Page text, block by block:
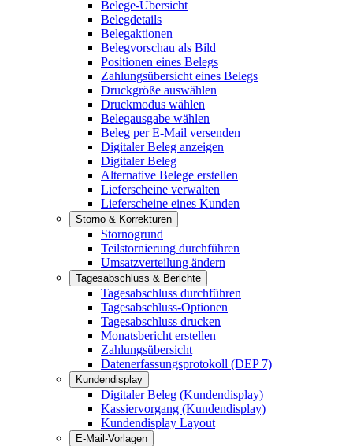
Belege-Übersicht
Belegdetails
Belegaktionen
Belegvorschau als Bild
Positionen eines Belegs
Zahlungsübersicht eines Belegs
Druckgröße auswählen
Druckmodus wählen
Belegausgabe wählen
Beleg per E-Mail versenden
Digitaler Beleg anzeigen
Digitaler Beleg
Alternative Belege erstellen
Lieferscheine verwalten
Lieferscheine eines Kunden
Storno & Korrekturen
Stornogrund
Teilstornierung durchführen
Umsatzverteilung ändern
Tagesabschluss & Berichte
Tagesabschluss durchführen
Tagesabschluss-Optionen
Tagesabschluss drucken
Monatsbericht erstellen
Zahlungsübersicht
Datenerfassungsprotokoll (DEP 7)
Kundendisplay
Digitaler Beleg (Kundendisplay)
Kassiervorgang (Kundendisplay)
Kundendisplay Layout
E-Mail-Vorlagen